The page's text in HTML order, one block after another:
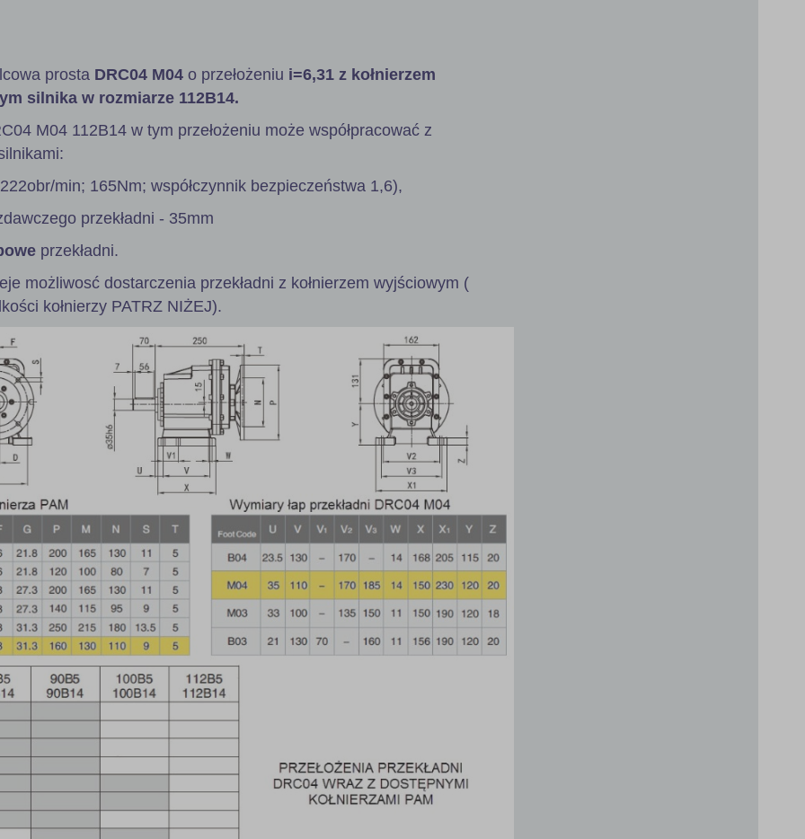
prosta DRC04 M04o przełożeniu i=6,31 z kołnierzem
silnika w rozmiarze 112B14.
M04 112B14 w tym przełożeniu może współpracować z
min; 165Nm; współczynnik bezpieczeństwa 1,6),
przekładni - 35mm
przekładni.
możliwosć dostarczenia przekładni z kołnierzem wyjściowym (
kołnierzy PATRZ NIŻEJ).